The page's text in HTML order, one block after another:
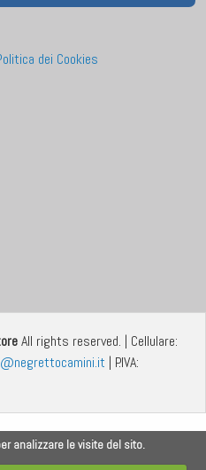
dei Cookies
All rights reserved. | Cellulare:
| P.IVA:
analizzare le visite del sito.